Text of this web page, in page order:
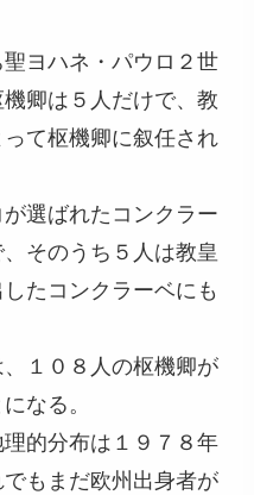
ヨハネ・パウロ２世
卿は５人だけで、教
て枢機卿に叙任され
選ばれたコンクラー
そのうち５人は教皇
たコンクラーベにも
１０８人の枢機卿が
なる。
的分布は１９７８年
もまだ欧州出身者が